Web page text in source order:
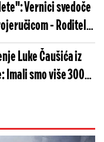
Vernici svedoče
- Roditelji
sa bebom u
Luke Čaušića iz
Imali smo više 300